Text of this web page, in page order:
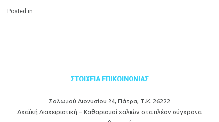
Posted in
ΣΤΟΙΧΕΙΑ ΕΠΙΚΟΙΝΩΝΙΑΣ
Σολωμού Διονυσίου 24, Πάτρα, Τ.Κ. 26222
Αχαϊκή Διαχειριστική – Καθαρισμοί χαλιών στα πλέον σύγχρονα